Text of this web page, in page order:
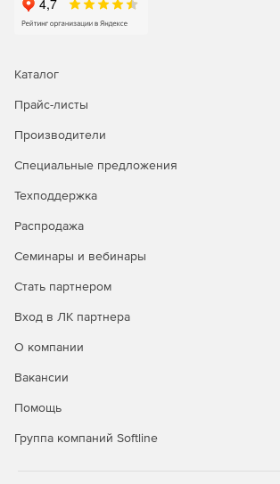
Каталог
Прайс-листы
Производители
Специальные предложения
Техподдержка
Распродажа
Семинары и вебинары
Стать партнером
Вход в ЛК партнера
О компании
Вакансии
Помощь
Группа компаний Softline